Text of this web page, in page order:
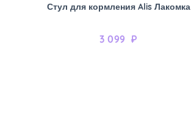
Стул для кормления Alis Лакомка
3 099 ₽